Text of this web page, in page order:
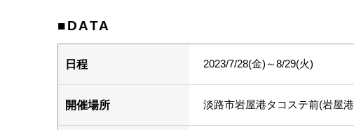
■DATA
日程 2023/7/28(金)～8/29(火)
開催場所 淡路市岩屋港タコステ前(岩屋